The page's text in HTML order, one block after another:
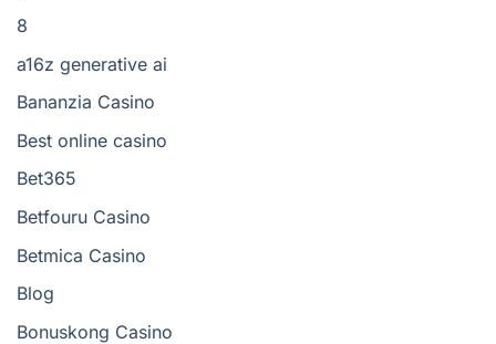
8
a16z generative ai
Bananzia Casino
Best online casino
Bet365
Betfouru Casino
Betmica Casino
Blog
Bonuskong Casino